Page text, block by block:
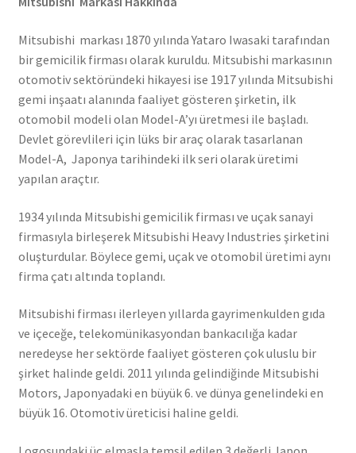
Mitsubishi markası 1870 yılında Yataro Iwasaki tarafından
bir gemicilik firması olarak kuruldu. Mitsubishi markasının
otomotiv sektöründeki hikayesi ise 1917 yılında Mitsubishi
gemi inşaatı alanında faaliyet gösteren şirketin, ilk
otomobil modeli olan Model-A’yı üretmesi ile başladı.
Devlet görevlileri için lüks bir araç olarak tasarlanan
Model-A, Japonya tarihindeki ilk seri olarak üretimi
yapılan araçtır.
1934 yılında Mitsubishi gemicilik firması ve uçak sanayi
firmasıyla birleşerek Mitsubishi Heavy Industries şirketini
oluşturdular. Böylece gemi, uçak ve otomobil üretimi aynı
firma çatı altında toplandı.
Mitsubishi firması ilerleyen yıllarda gayrimenkulden gıda
ve içeceğe, telekomünikasyondan bankacılığa kadar
neredeyse her sektörde faaliyet gösteren çok uluslu bir
şirket halinde geldi. 2011 yılında gelindiğinde Mitsubishi
Motors, Japonyadaki en büyük 6. ve dünya genelindeki en
büyük 16. Otomotiv üreticisi haline geldi.